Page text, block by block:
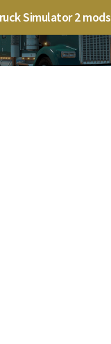
Simulator 2 mods